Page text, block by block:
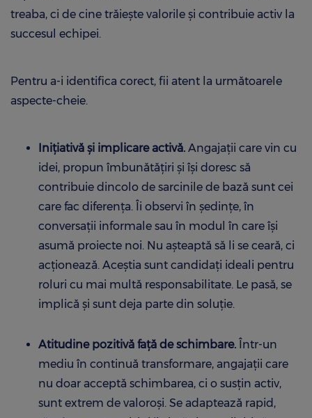
treaba, ci de cine trăiește valorile și contribuie activ la
succesul echipei.
Pentru a-i identifica corect, fii atent la următoarele
aspecte-cheie.
Inițiativă și implicare activă. Angajații care vin cu
idei, propun îmbunătățiri și își doresc să
contribuie dincolo de sarcinile de bază sunt cei
care fac diferența. Îi observi în ședințe, în
conversații informale sau în modul în care își
asumă proiecte noi. Nu așteaptă să li se ceară, ci
acționează. Aceștia sunt candidați ideali pentru
roluri cu mai multă responsabilitate. Le pasă, se
implică și sunt deja parte din soluție.
Atitudine pozitivă față de schimbare. Într-un
mediu în continuă transformare, angajații care
nu doar acceptă schimbarea, ci o susțin activ,
sunt extrem de valoroși. Se adaptează rapid,